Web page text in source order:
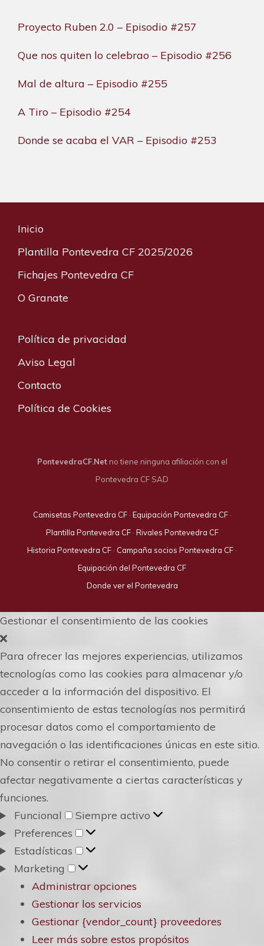
Proyecto Ruben 2.0 – Episodio #257
Que nos quiten lo celebrao – Episodio #256
Mal de altura – Episodio #255
A Tiro – Episodio #254
Donde se acaba el VAR – Episodio #253
Inicio
Plantilla Pontevedra CF 2025/2026
Fichajes Pontevedra CF
O Granate
Política de privacidad
Aviso Legal
Contacto
Política de Cookies
PontevedraCF.Netno tiene ninguna afiliación con el
Pontevedra CF SAD
Camisetas Pontevedra CF· Equipación Pontevedra CF·
Plantilla Pontevedra CF· Rivales Pontevedra CF
Historia Pontevedra CF · Campaña socios Pontevedra CF ·
Equipación del Pontevedra CF
Donde ver el Pontevedra
Gestionar el consentimiento de las cookies
Para ofrecer las mejores experiencias, utilizamos
tecnologías como las cookies para almacenar y/o
acceder a la información del dispositivo. El
consentimiento de estas tecnologías nos permitirá
procesar datos como el comportamiento de
navegación o las identificaciones únicas en este sitio.
No consentir o retirar el consentimiento, puede
afectar negativamente a ciertas características y
funciones.
Funcional
Funcional
Siempre activo
Preferences
Preferences
Estadísticas
Estadísticas
Marketing
Marketing
Administrar opciones
Gestionar los servicios
Gestionar {vendor_count} proveedores
Leer más sobre estos propósitos